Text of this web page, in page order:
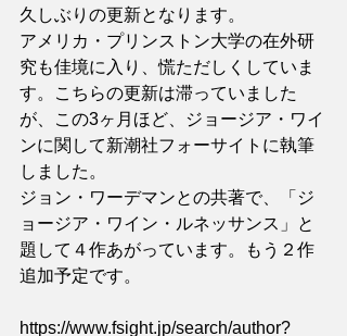
久しぶりの更新となります。
アメリカ・プリンストン大学の在外研
究も佳境に入り、慌ただしくしていま
す。こちらの更新は滞っていました
が、この3ヶ月ほど、ジョージア・ワイ
ンに関して新潮社フォーサイトに執筆
しました。
ジョン・ワーデマンとの共著で、「ジ
ョージア・ワイン・ルネッサンス」と
題して４作あがっています。もう２作
追加予定です。
https://www.fsight.jp/search/author?